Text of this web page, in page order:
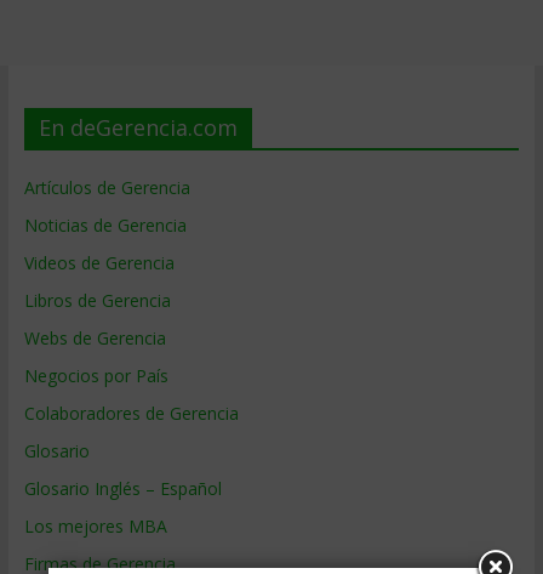
En deGerencia.com
Artículos de Gerencia
Noticias de Gerencia
Videos de Gerencia
Libros de Gerencia
Webs de Gerencia
Negocios por País
Colaboradores de Gerencia
Glosario
Glosario Inglés – Español
Los mejores MBA
Firmas de Gerencia